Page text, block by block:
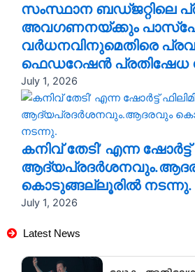
സംസ്ഥാന ബഡ്ജറ്റിലെ
അവഗണനയ്ക്കും
വർധനവിനുമെതിരെ
ഫെഡറേഷൻ
July 1, 2026
കനിവ് തേടി’ എന്ന ഷോർട്ട്
കൊടുങ്ങല്ലൂരിൽ നടന്നു.
July 1, 2026
Latest News